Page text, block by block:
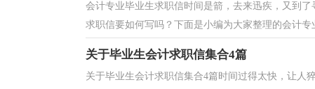
会计专业毕业生求职信时间是箭，去来迅疾，又到
求职信要如何写吗？下面是小编为大家整理的会计
关于毕业生会计求职信集合4篇
关于毕业生会计求职信集合4篇时间过得太快，让人